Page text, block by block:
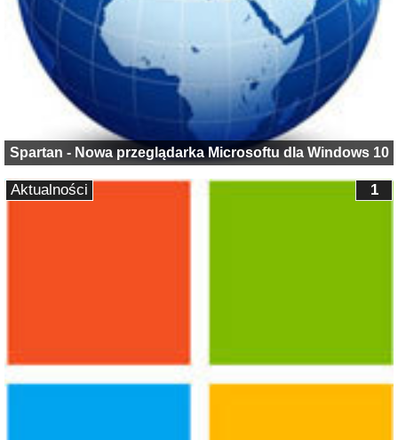
Spartan - Nowa przeglądarka Microsoftu dla Windows 10
1
Aktualności